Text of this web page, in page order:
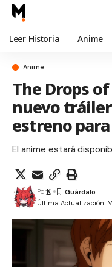
Leer Historia Anime
Anime
The Drops
nuevo
estreno
El anime estará
Última Actualización:
PorK